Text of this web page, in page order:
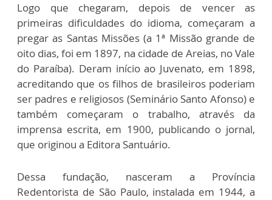
Logo que chegaram, depois de vencer as
primeiras dificuldades do idioma, começaram a
pregar as Santas Missões (a 1ª Missão grande de
oito dias, foi em 1897, na cidade de Areias, no Vale
do Paraíba). Deram início ao Juvenato, em 1898,
acreditando que os filhos de brasileiros poderiam
ser padres e religiosos (Seminário Santo Afonso) e
também começaram o trabalho, através da
imprensa escrita, em 1900, publicando o jornal,
que originou a Editora Santuário.
Dessa fundação, nasceram a Província
Redentorista de São Paulo, instalada em 1944, a